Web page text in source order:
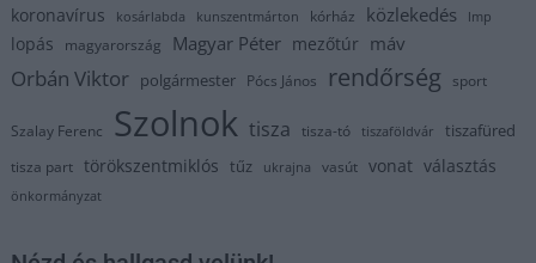
koronavírus kosárlabda kunszentmárton kórház közlekedés lmp
lopás magyarország Magyar Péter mezőtúr máv
Orbán Viktor polgármester Pócs János rendőrség sport
Szalay Ferenc Szolnok tisza tisza-tó tiszaföldvár tiszafüred
tisza part törökszentmiklós tűz ukrajna vasút vonat választás
önkormányzat